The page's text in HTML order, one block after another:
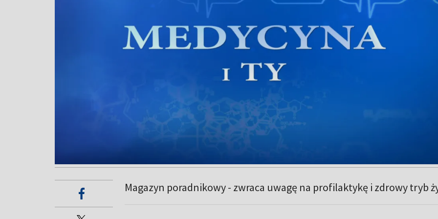
Magazyn poradnikowy - zwraca uwagę na profilaktykę i zdrowy tryb